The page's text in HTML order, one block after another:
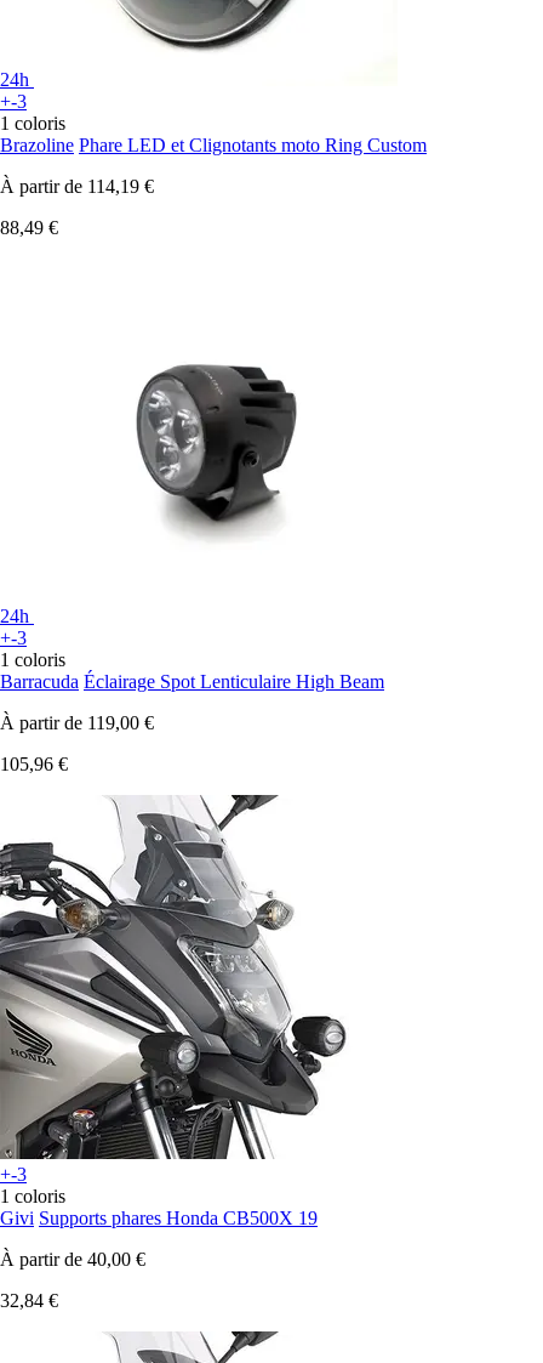
24h
+-3
1 coloris
Brazoline Phare LED et Clignotants moto Ring Custom
À partir de 114,19 €
88,49 €
24h
+-3
1 coloris
Barracuda Éclairage Spot Lenticulaire High Beam
À partir de 119,00 €
105,96 €
+-3
1 coloris
Givi Supports phares Honda CB500X 19
À partir de 40,00 €
32,84 €